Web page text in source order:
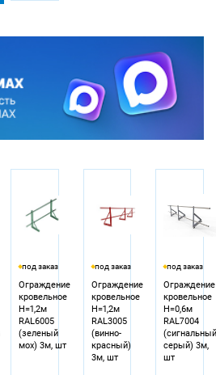
под заказ
Ограждение
кровельное
Н=1,2м
RAL6005
(зеленый
мох) 3м, шт
под заказ
Ограждение
кровельное
Н=1,2м
RAL3005
(винно-
красный)
3м, шт
под заказ
Ограждение
кровельное
Н=0,6м
RAL7004
серый) 3м,
шт